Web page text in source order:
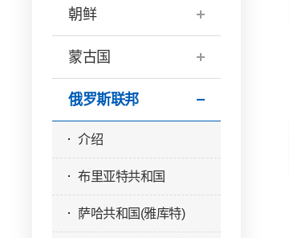
朝鲜
蒙古国
俄罗斯联邦
介绍
布里亚特共和国
萨哈共和国(雅库特)